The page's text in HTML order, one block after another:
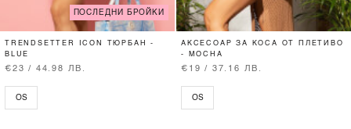
ПОСЛЕДНИ БРОЙКИ
TRENDSETTER ICON ТЮРБАН -
BLUE
€23 / 44.98 ЛВ.
OS
АКСЕСОАР ЗА КОСА ОТ ПЛЕТИВО
- MOCHA
€19 / 37.16 ЛВ.
OS